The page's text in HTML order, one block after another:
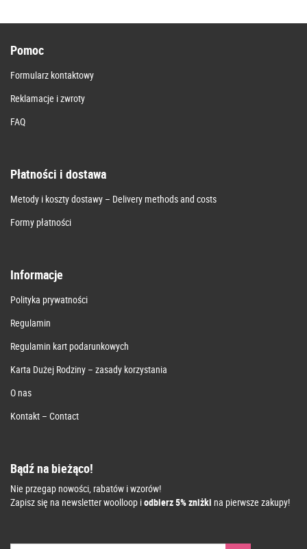
Pomoc
Formularz kontaktowy
Reklamacje i zwroty
FAQ
Płatności i dostawa
Metody i koszty dostawy – Delivery methods and costs
Formy płatności
Informacje
Polityka prywatności
Regulamin
Regulamin kart podarunkowych
Karta Dużej Rodziny – zasady korzystania
O nas
Kontakt – Contact
Bądź na bieżąco!
Nie przegap nowości, rabatów i wzorów!
Zapisz się na newsletter woolloop iodbierz 5% zniżki na pierwsze zakupy!